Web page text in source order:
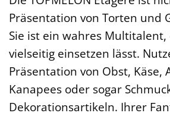
Präsentation von Torten und
Sie ist ein wahres Multitalent,
vielseitig einsetzen lässt.
Präsentation von Obst, Käse,
Kanapees oder sogar
Dekorationsartikeln. Ihrer